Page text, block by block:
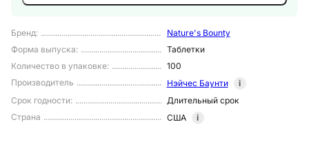
Бренд:
Nature's Bounty
Форма выпуска:
Таблетки
Количество в упаковке:
100
Производитель
Нэйчес Баунти
i
Срок годности:
Длительный срок
Страна
США i